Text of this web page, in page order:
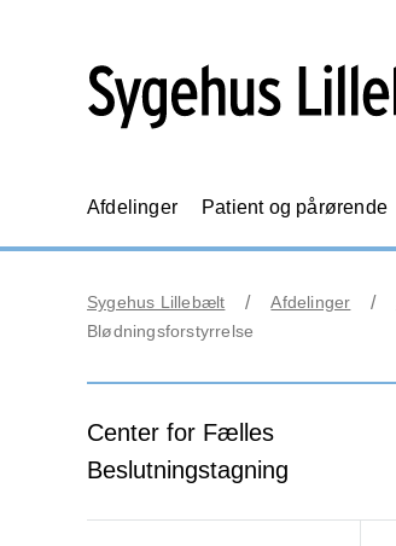
Afdelinger Patient og pårørende
Sygehus Lillebælt Afdelinger
Blødningsforstyrrelse
Center for Fælles
Beslutningstagning